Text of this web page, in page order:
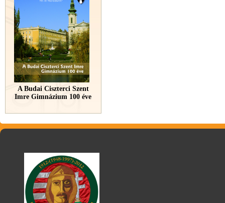
A Budai Ciszterci Szent
Imre Gimnázium 100 éve